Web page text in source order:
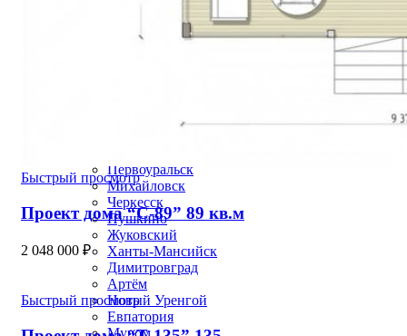
Ессентуки
Невинномысск
Первоуральск
Михайловск
Черкесск
Пушкино
Жуковский
Ханты-Мансийск
Димитровград
Артём
Новый Уренгой
Евпатория
Муром
Быстрый просмотр
Проект дома “С-89” 89 кв.м
2 048 000 ₽
Быстрый просмотр